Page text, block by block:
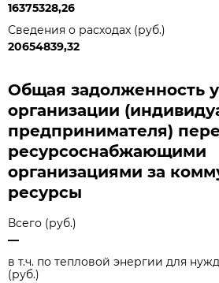
16375328,26
Сведения о расходах (руб.)
20654839,32
Общая задолженность
организации
предпринимателя)
ресурсоснабжающими
организациями за
ресурсы
Всего (руб.)
—
в т.ч. по тепловой энергии для
(руб.)